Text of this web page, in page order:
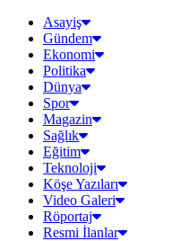
Asayiş
Gündem
Ekonomi
Politika
Dünya
Spor
Magazin
Sağlık
Eğitim
Teknoloji
Köşe Yazıları
Video Galeri
Röportaj
Resmi İlanlar